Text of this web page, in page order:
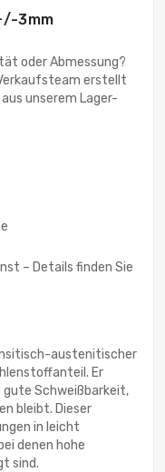
3mm
oder Abmessung?
erstellt
unserem Lager-
– Details finden Sie
austenitischer
Er
Schweißbarkeit,
bleibt. Dieser
in leicht
denen hohe
sind.